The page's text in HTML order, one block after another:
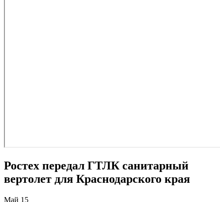
Ростех передал ГТЛК санитарный
вертолет для Краснодарского края
Май 15